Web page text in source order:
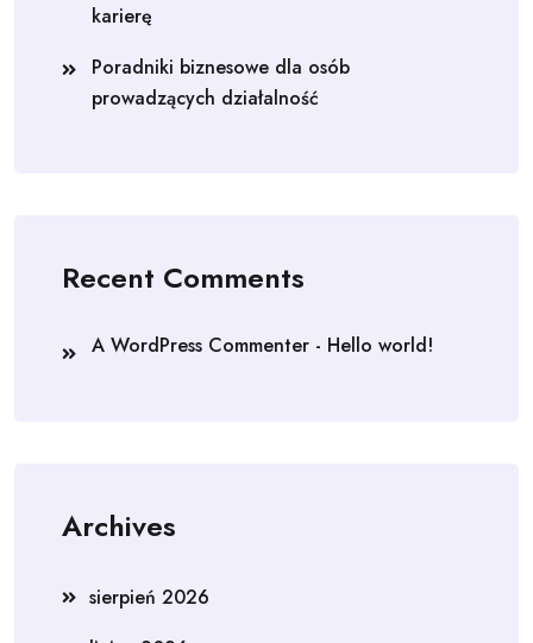
karierę
Poradniki biznesowe dla osób
prowadzących działalność
Recent Comments
A WordPress Commenter - Hello world!
Archives
sierpień 2026